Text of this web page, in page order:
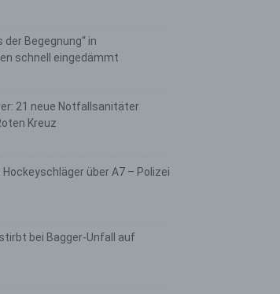
der Begegnung“ in
schnell eingedämmt
21 neue Notfallsanitäter
Kreuz
über A7 – Polizei
bei Bagger-Unfall auf